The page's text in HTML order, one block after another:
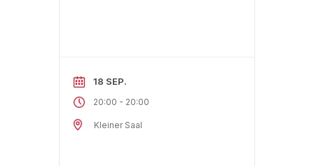
18 SEP.
20:00 - 20:00
Kleiner Saal